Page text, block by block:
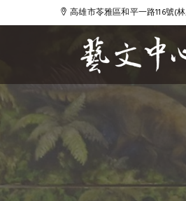
高雄市苓雅區和平一路116號(